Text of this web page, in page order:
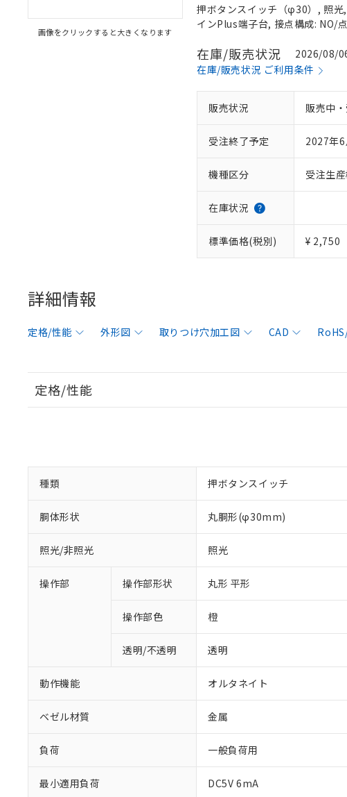
画像をクリックすると大きくなります
押ボタンスイッチ（φ30）, 照光
インPlus端子台, 接点構成: NO/
在庫/販売状況
2026/08/
在庫/販売状況 ご利用条件
販売状況 販売中
受注終了予定 2027年6
機種区分 受注生
在庫状況
標準価格(税別) ¥ 2,750
詳細情報
定格/性能 外形図 取りつけ穴加工図 CAD
定格/性能
種類 押ボタンスイッチ
胴体形状 丸胴形(φ30mm)
照光/非照光 照光
操作部 操作部形状 丸形 平形
操作部色 橙
透明/不透明 透明
動作機能 オルタネイト
ベゼル材質 金属
負荷 一般負荷用
最小適用負荷 DC5V 6mA
※1 対応状況